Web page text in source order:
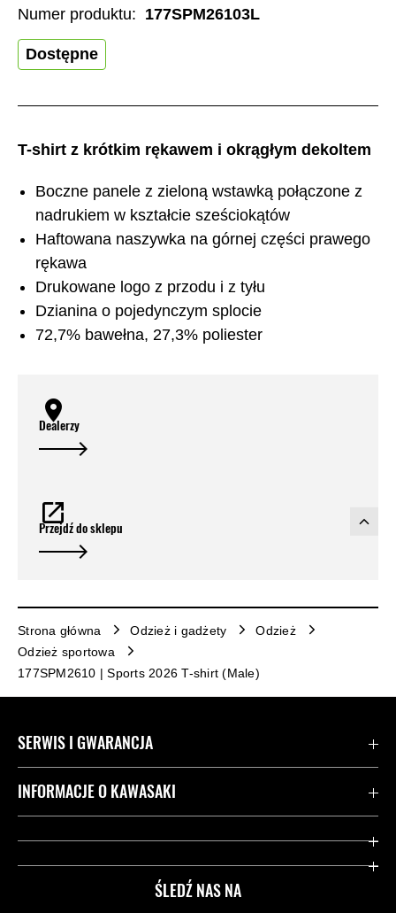
T-shirt z krótkim rękawem i okrągłym dekoltem
Boczne panele z zieloną wstawką połączone z
nadrukiem w kształcie sześciokątów
Haftowana naszywka na górnej części prawego
rękawa
Drukowane logo z przodu i z tyłu
Dzianina o pojedynczym splocie
72,7% bawełna, 27,3% poliester
Dostępne
Numer produktu: 177SPM26103L
Dealerzy
Przejdź do sklepu
Strona główna Odzież i gadżety
Odzież
Odzież sportowa
177SPM2610 | Sports 2026 T-shirt (Male)
ŚLEDŹ NAS NA
SERWIS I GWARANCJA
Kontakt
Przydatne strony
INFORMACJE O KAWASAKI
Dziedzictwo Kawasaki